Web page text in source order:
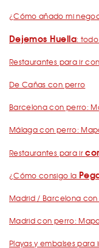
¿Cómo añado mi
Dejemos Huella:
Restaurantes para ir
De Cañas con perro
Barcelona con perro:
Málaga con perro:
Restaurantes para ir
¿Cómo consigo la
Madrid / Barcelona con
Madrid con perro:
Playas y embalses